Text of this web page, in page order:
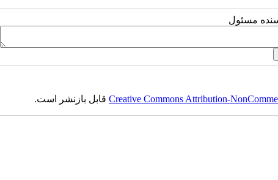
مسئول
Creative Commons Attribution-قابل بازنشر است.